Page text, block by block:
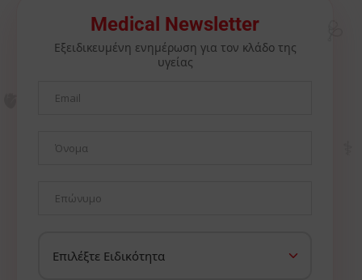
Medical Newsletter
Εξειδικευμένη ενημέρωση για τον κλάδο της
υγείας